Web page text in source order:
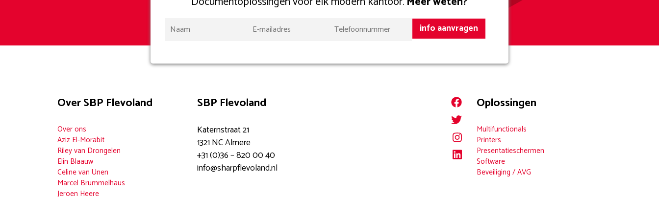
info aanvragen
Over SBP Flevoland
Over ons
Aziz El-Morabit
Riley van Drongelen
Elin Blaauw
Celine van Unen
Marcel Brummelhaus
Jeroen Heere
SBP Flevoland
Katernstraat 21
1321 NC Almere
+31 (0)36 – 820 00 40
info@sharpflevoland.nl
Oplossingen
Multifunctionals
Printers
Presentatieschermen
Software
Beveiliging / AVG